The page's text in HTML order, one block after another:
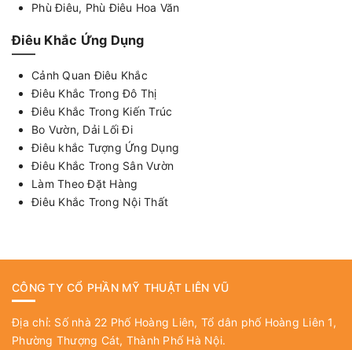
Phù Điêu, Phù Điêu Hoa Văn
Điêu Khắc Ứng Dụng
Cảnh Quan Điêu Khắc
Điêu Khắc Trong Đô Thị
Điêu Khắc Trong Kiến Trúc
Bo Vườn, Dải Lối Đi
Điêu khắc Tượng Ứng Dụng
Điêu Khắc Trong Sân Vườn
Làm Theo Đặt Hàng
Điêu Khắc Trong Nội Thất
CÔNG TY CỔ PHẦN MỸ THUẬT LIÊN VŨ
Địa chỉ: Số nhà 22 Phố Hoàng Liên, Tổ dân phố Hoàng Liên 1,
Phường Thượng Cát, Thành Phố Hà Nội.